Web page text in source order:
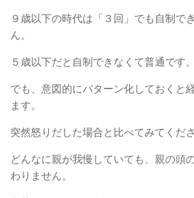
９歳以下の時代は「３回」でも自制で
ん。
５歳以下だと自制できなくて普通です。
でも、意図的にパターン化しておくと
ます。
突然怒りだした場合と比べてみてくださ
どんなに親が我慢していても、親の頭
わりません。